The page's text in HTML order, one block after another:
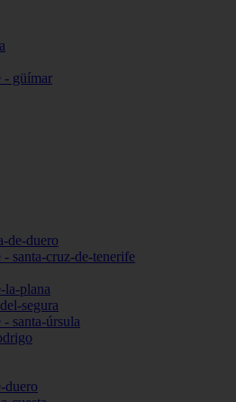
- güímar
de-duero
santa-cruz-de-tenerife
la-plana
segura
santa-úrsula
duero